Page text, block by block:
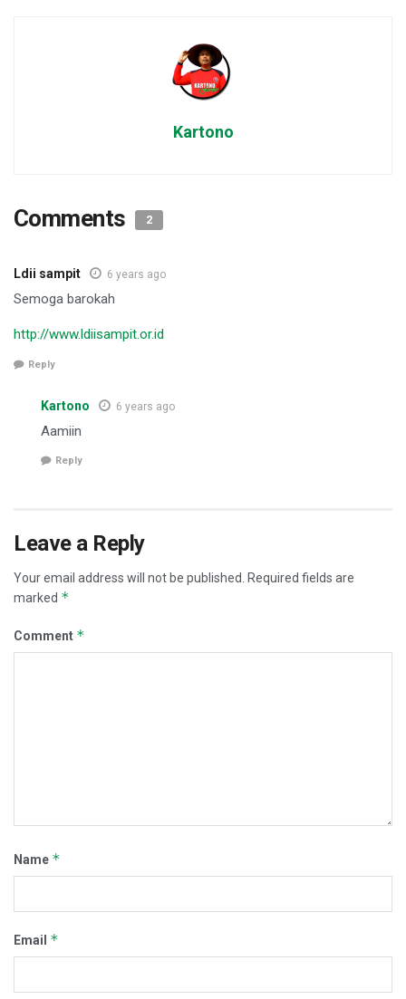
Kartono
Comments 2
Ldii sampit 6 years ago
Semoga barokah
http://www.ldiisampit.or.id
Reply
Kartono 6 years ago
Aamiin
Reply
Leave a Reply
Your email address will not be published. Required fields are
marked *
Comment *
Name *
Email *